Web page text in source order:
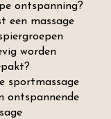
ontspanning?
een massage
worden
sportmassage
ontspannende